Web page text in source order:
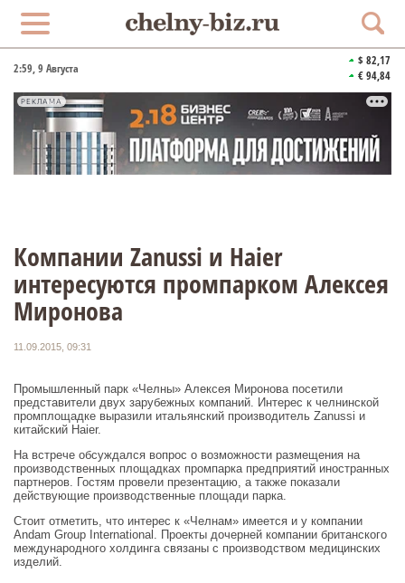
2:59, 9 Августа
$ 82,17
€ 94,84
РЕКЛАМА
Компании Zanussi и Haier
интересуются промпарком Алексея
Миронова
11.09.2015, 09:31
Промышленный парк «Челны» Алексея Миронова посетили
представители двух зарубежных компаний. Интерес к челнинской
промплощадке выразили итальянский производитель Zanussi и
китайский Haier.
На встрече обсуждался вопрос о возможности размещения на
производственных площадках промпарка предприятий иностранных
партнеров. Гостям провели презентацию, а также показали
действующие производственные площади парка.
Стоит отметить, что интерес к «Челнам» имеется и у компании
Andam Group International. Проекты дочерней компании британского
международного холдинга связаны с производством медицинских
изделий.